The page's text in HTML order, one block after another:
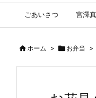
ごあいさつ 宮澤
ホーム > お弁当 >